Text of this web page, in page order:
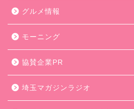
グルメ情報
モーニング
協賛企業PR
埼玉マガジンラジオ